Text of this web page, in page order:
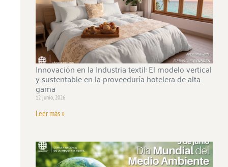
Innovación en la Industria textil: El modelo vertical
y sustentable en la proveeduría hotelera de alta
gama
12 junio, 2026
Leer más »